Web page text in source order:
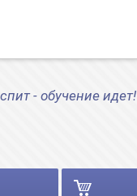
- обучение идет!